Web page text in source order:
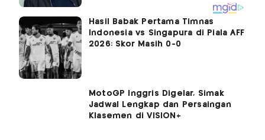
Hasil Babak Pertama Timnas
Indonesia vs Singapura di Piala AFF
2026: Skor Masih 0-0
MotoGP Inggris Digelar, Simak
Jadwal Lengkap dan Persaingan
Klasemen di VISION+